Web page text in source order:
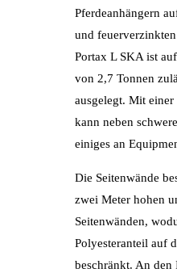
Pferdeanhängern
und
Portax L SKA ist
von 2,7 Tonnen
ausgelegt. Mit
kann neben
einiges an
Die Seitenwände
zwei Meter hohen
Seitenwänden,
Polyesteranteil auf
beschränkt. An den